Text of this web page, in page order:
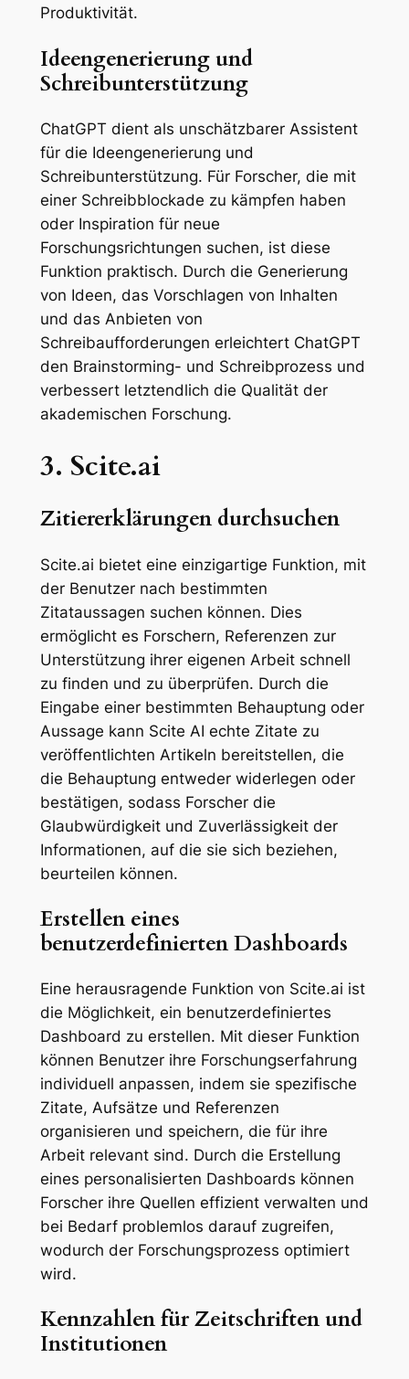
Produktivität.
Ideengenerierung und
Schreibunterstützung
ChatGPT dient als unschätzbarer Assistent
für die Ideengenerierung und
Schreibunterstützung. Für Forscher, die mit
einer Schreibblockade zu kämpfen haben
oder Inspiration für neue
Forschungsrichtungen suchen, ist diese
Funktion praktisch. Durch die Generierung
von Ideen, das Vorschlagen von Inhalten
und das Anbieten von
Schreibaufforderungen erleichtert ChatGPT
den Brainstorming- und Schreibprozess und
verbessert letztendlich die Qualität der
akademischen Forschung.
3. Scite.ai
Zitiererklärungen durchsuchen
Scite.ai bietet eine einzigartige Funktion, mit
der Benutzer nach bestimmten
Zitataussagen suchen können. Dies
ermöglicht es Forschern, Referenzen zur
Unterstützung ihrer eigenen Arbeit schnell
zu finden und zu überprüfen. Durch die
Eingabe einer bestimmten Behauptung oder
Aussage kann Scite AI echte Zitate zu
veröffentlichten Artikeln bereitstellen, die
die Behauptung entweder widerlegen oder
bestätigen, sodass Forscher die
Glaubwürdigkeit und Zuverlässigkeit der
Informationen, auf die sie sich beziehen,
beurteilen können.
Erstellen eines
benutzerdefinierten Dashboards
Eine herausragende Funktion von Scite.ai ist
die Möglichkeit, ein benutzerdefiniertes
Dashboard zu erstellen. Mit dieser Funktion
können Benutzer ihre Forschungserfahrung
individuell anpassen, indem sie spezifische
Zitate, Aufsätze und Referenzen
organisieren und speichern, die für ihre
Arbeit relevant sind. Durch die Erstellung
eines personalisierten Dashboards können
Forscher ihre Quellen effizient verwalten und
bei Bedarf problemlos darauf zugreifen,
wodurch der Forschungsprozess optimiert
wird.
Kennzahlen für Zeitschriften und
Institutionen